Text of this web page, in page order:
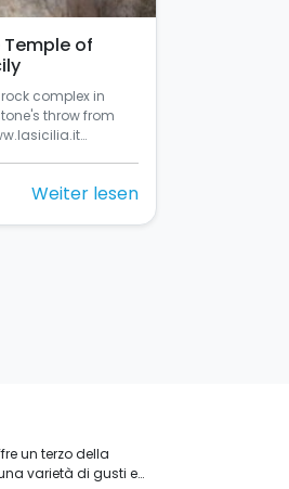
of
complex in
throw from
Weiter lesen
un terzo della
varietà di gusti e